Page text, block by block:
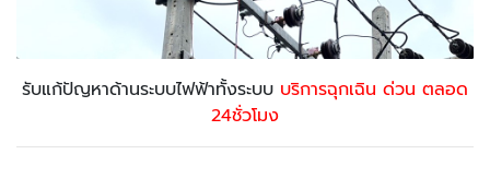
รับแก้ปัญหาด้านระบบไฟฟ้าทั้งระบบ บริการฉุกเฉิน ด่วน ตลอด
24ชั่วโมง